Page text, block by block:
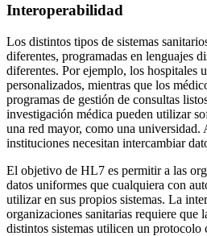
Interoperabilidad
Los distintos tipos de sistemas
diferentes, programadas en lenguajes
diferentes. Por ejemplo, los hospitales
personalizados, mientras que los
programas de gestión de consultas
investigación médica pueden utilizar
una red mayor, como una universidad.
instituciones necesitan intercambiar
El objetivo de HL7 es permitir a las
datos uniformes que cualquiera con
utilizar en sus propios sistemas. La
organizaciones sanitarias requiere que
distintos sistemas utilicen un